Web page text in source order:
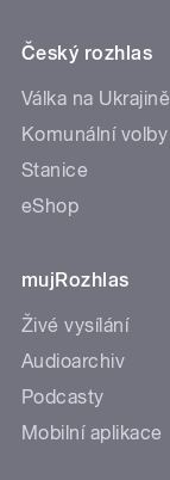
Český rozhlas
Válka na Ukrajině
Komunální volby
Stanice
eShop
mujRozhlas
Živé vysílání
Audioarchiv
Podcasty
Mobilní aplikace